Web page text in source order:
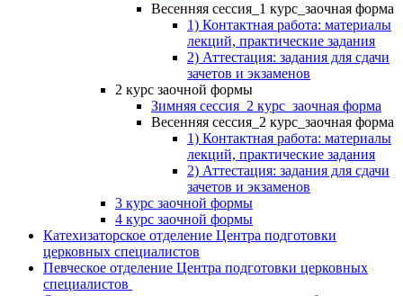
Весенняя сессия_1 курс_заочная форма
1) Контактная работа: материалы
лекций, практические задания
2) Аттестация: задания для сдачи
зачетов и экзаменов
2 курс заочной формы
Зимняя сессия_2 курс_заочная форма
Весенняя сессия_2 курс_заочная форма
1) Контактная работа: материалы
лекций, практические задания
2) Аттестация: задания для сдачи
зачетов и экзаменов
3 курс заочной формы
4 курс заочной формы
Катехизаторское отделение Центра подготовки
церковных специалистов
Певческое отделение Центра подготовки церковных
специалистов